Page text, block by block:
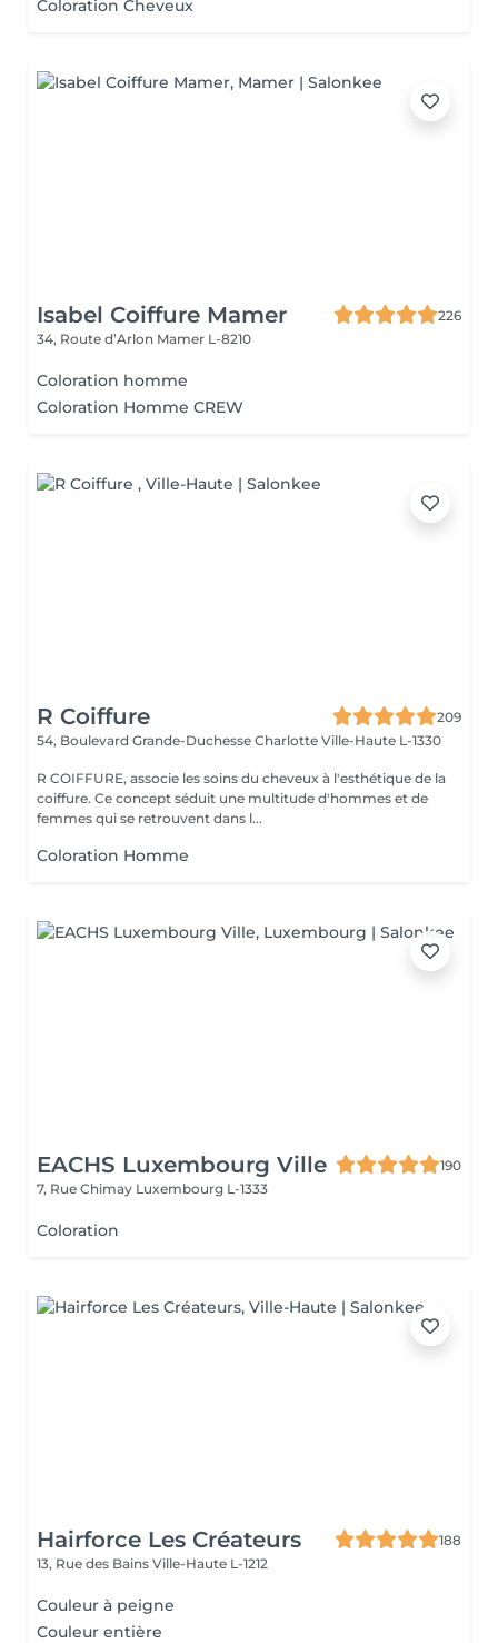
Coloration Cheveux
Isabel Coiffure Mamer
226
34, Route d’Arlon Mamer L-8210
Coloration homme
Coloration Homme CREW
R Coiffure
209
54, Boulevard Grande-Duchesse Charlotte Ville-Haute L-1330
R COIFFURE, associe les soins du cheveux à l'esthétique de la
coiffure. Ce concept séduit une multitude d'hommes et de
femmes qui se retrouvent dans l...
Coloration Homme
EACHS Luxembourg Ville
190
7, Rue Chimay Luxembourg L-1333
Coloration
Hairforce Les Créateurs
188
13, Rue des Bains Ville-Haute L-1212
Couleur à peigne
Couleur entière